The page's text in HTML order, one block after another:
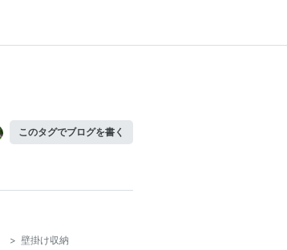
このタグでブログを書く
> 壁掛け収納